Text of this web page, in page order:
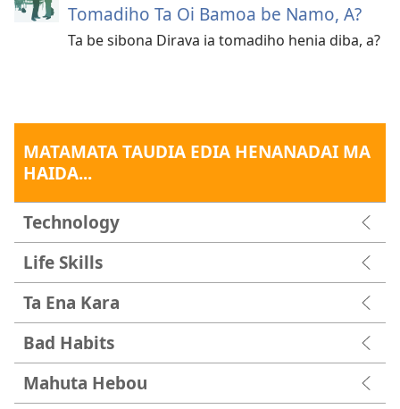
Tomadiho Ta Oi Bamoa be Namo, A?
Ta be sibona Dirava ia tomadiho henia diba, a?
MATAMATA TAUDIA EDIA HENANADAI MA
HAIDA...
Technology
Life Skills
Ta Ena Kara
Bad Habits
Mahuta Hebou